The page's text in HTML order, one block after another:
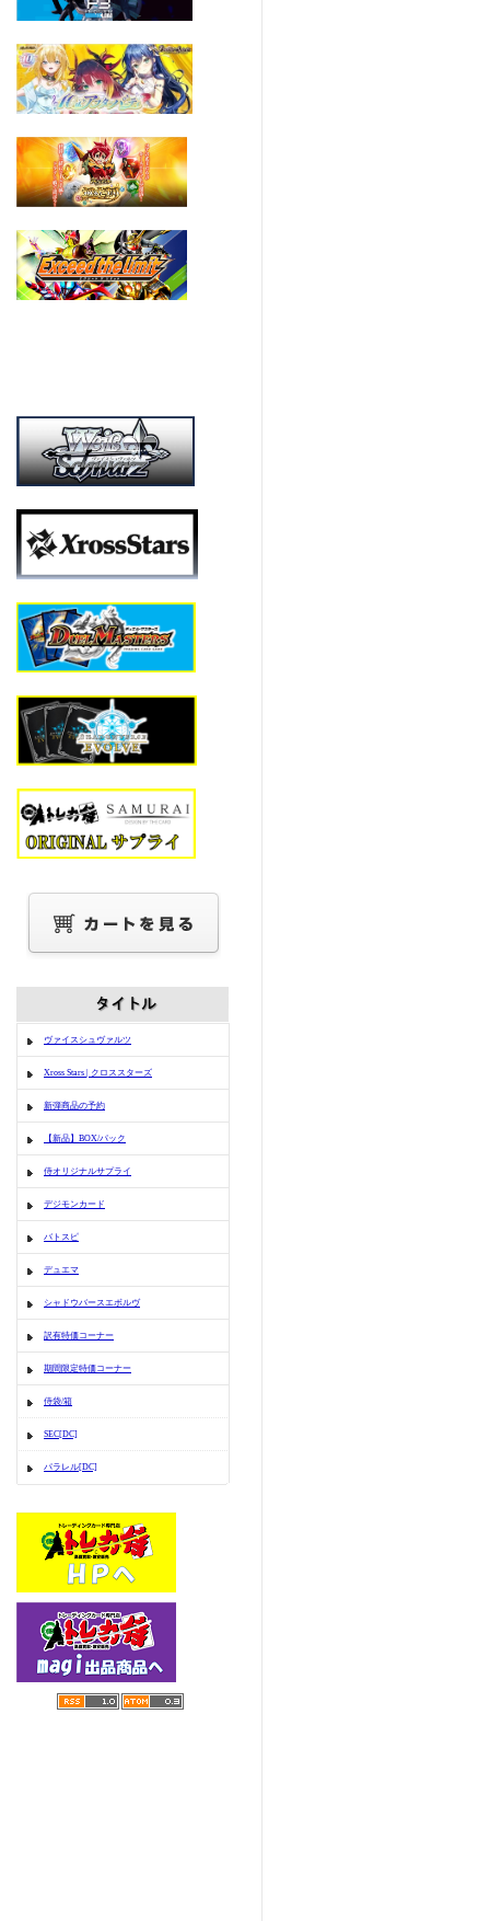
ヴァイスシュヴァルツ
Xross Stars | クロススターズ
新弾商品の予約
【新品】BOX/パック
侍オリジナルサプライ
デジモンカード
バトスピ
デュエマ
シャドウバースエボルヴ
訳有特価コーナー
期間限定特価コーナー
侍袋/箱
SEC[DC]
パラレル[DC]